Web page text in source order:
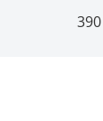
390